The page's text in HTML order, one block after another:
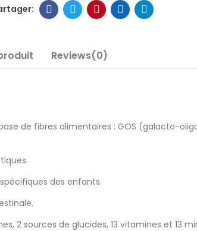
Reviews(0)
de fibres alimentaires : GOS (galacto-
des enfants.
2 sources de glucides, 13 vitamines et 13